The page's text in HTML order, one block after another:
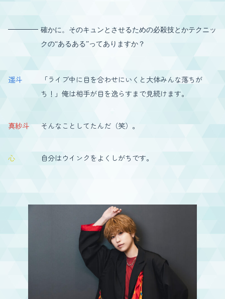
確かに。そのキュンとさせるための必殺技とかテクニッ
クの“あるある”ってありますか？
遥斗
「ライブ中に目を合わせにいくと大体みんな落ちが
ち！」俺は相手が目を逸らすまで見続けます。
真紗斗 そんなことしてたんだ（笑）。
心 自分はウインクをよくしがちです。